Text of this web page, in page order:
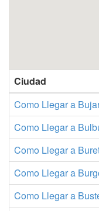
Ciudad
Como Llegar a
Como Llegar a
Como Llegar a
Como Llegar a
Como Llegar a